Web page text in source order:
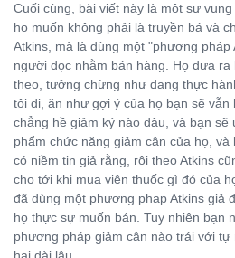
Cuối cùng, bài viết này là một sự
họ muốn không phải là truyền bá và
Atkins, mà là dùng một "phương pháp
người đọc nhằm bán hàng. Họ đưa ra
theo, tưởng chừng như đang thực
tôi đi, ăn như gợi ý của họ bạn sẽ vẫn
chẳng hề giảm ký nào đâu, và bạn sẽ
phẩm chức năng giảm cân của họ, và
có niềm tin giả rằng, rôi theo Atkins
cho tới khi mua viên thuốc gì đó của
đã dùng một phương phap Atkins giả
họ thực sự muốn bán. Tuy nhiên bạn
phương pháp giảm cân nào trái với